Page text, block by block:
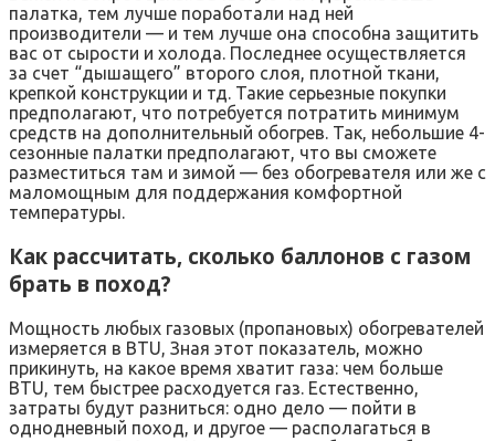
палатка, тем лучше поработали над ней
производители — и тем лучше она способна защитить
вас от сырости и холода. Последнее осуществляется
за счет “дышащего” второго слоя, плотной ткани,
крепкой конструкции и тд. Такие серьезные покупки
предполагают, что потребуется потратить минимум
средств на дополнительный обогрев. Так, небольшие 4-
сезонные палатки предполагают, что вы сможете
разместиться там и зимой — без обогревателя или же с
маломощным для поддержания комфортной
температуры.
Как рассчитать, сколько баллонов с газом
брать в поход?
Мощность любых газовых (пропановых) обогревателей
измеряется в BTU, Зная этот показатель, можно
прикинуть, на какое время хватит газа: чем больше
BTU, тем быстрее расходуется газ. Естественно,
затраты будут разниться: одно дело — пойти в
однодневный поход, и другое — располагаться в